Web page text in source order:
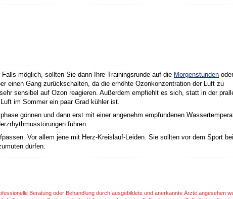
möglich, sollten Sie dann Ihre Trainingsrunde auf die Morgenstunden
einen Gang zurückschalten, da die erhöhte Ozonkonzentration der Luft zu
sensibel auf Ozon reagieren. Außerdem empfiehlt es sich, statt in der
im Sommer ein paar Grad kühler ist.
gönnen und dann erst mit einer angenehm empfundenen
führen.
Vor allem jene mit Herz-Kreislauf-Leiden. Sie sollten vor dem Sport
dürfen.
Beratung oder Behandlung durch ausgebildete und anerkannte Ärzte angesehen